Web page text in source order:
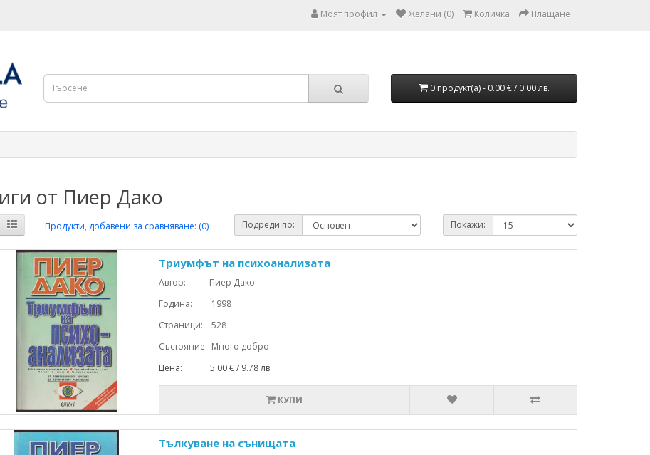
Моят профил Желани (0) Количка Плащане
0 продукт(а) - 0.00 € / 0.00 лв.
от Пиер Дако
Продукти, добавени за сравняване: (0) Подреди по: Покажи:
Триумфът на психоанализата
Автор: Пиер Дако
Година: 1998
Страници: 528
Състояние: Много добро
Цена: 5.00 € / 9.78 лв.
КУПИ
Тълкуване на сънищата